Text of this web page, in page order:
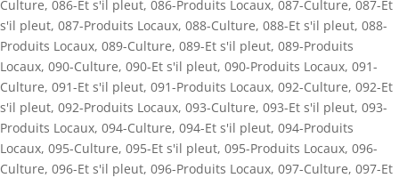
Culture, 086-Et s'il pleut, 086-Produits Locaux, 087-Culture, 087-Et
s'il pleut, 087-Produits Locaux, 088-Culture, 088-Et s'il pleut, 088-
Produits Locaux, 089-Culture, 089-Et s'il pleut, 089-Produits
Locaux, 090-Culture, 090-Et s'il pleut, 090-Produits Locaux, 091-
Culture, 091-Et s'il pleut, 091-Produits Locaux, 092-Culture, 092-Et
s'il pleut, 092-Produits Locaux, 093-Culture, 093-Et s'il pleut, 093-
Produits Locaux, 094-Culture, 094-Et s'il pleut, 094-Produits
Locaux, 095-Culture, 095-Et s'il pleut, 095-Produits Locaux, 096-
Culture, 096-Et s'il pleut, 096-Produits Locaux, 097-Culture, 097-Et